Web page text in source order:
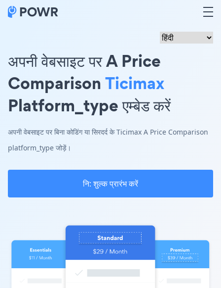
अपनी वेबसाइट पर A Price
ComparisonTicimax
Platform_type एम्बेड करें
अपनी वेबसाइट पर बिना कोडिंग या सिरदर्द के Ticimax A Price Comparison
platform_type जोड़ें।
नि: शुल्क प्रारंभ करें